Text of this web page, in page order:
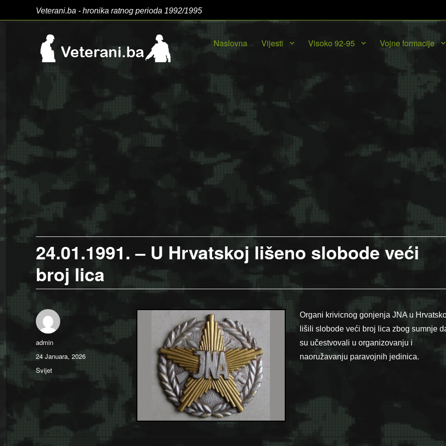
Veterani.ba - hronika ratnog perioda 1992/1995
Naslovna Vijesti Visoko 92-95 Vojne formacije
24.01.1991. – U Hrvatskoj lišeno slobode veći
broj lica
Organi krivicnog gonjenja JNA u
lišili slobode veći broj lica zbog sumnje
su učestvovali u organizovanju i
naoružavanju paravojnih jedinica.
Author
admin
Posted
on
24 Januara, 2026
Categories
Svijet